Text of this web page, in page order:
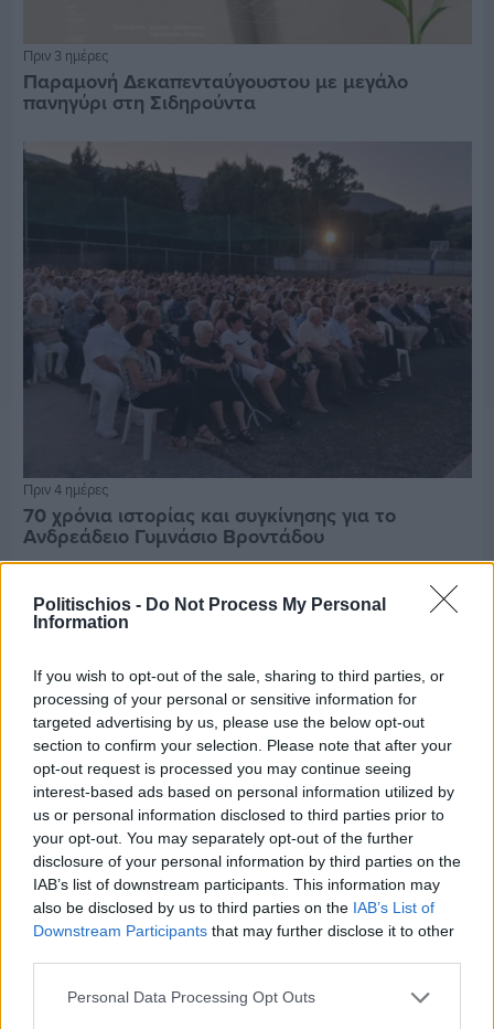
Politischios - Do Not Process My Personal
Information
If you wish to opt-out of the sale, sharing to third parties, or
processing of your personal or sensitive information for
targeted advertising by us, please use the below opt-out
section to confirm your selection. Please note that after your
opt-out request is processed you may continue seeing
interest-based ads based on personal information utilized by
us or personal information disclosed to third parties prior to
your opt-out. You may separately opt-out of the further
disclosure of your personal information by third parties on the
IAB’s list of downstream participants. This information may
also be disclosed by us to third parties on the IAB’s List of
Downstream Participants that may further disclose it to other
Personal Data Processing Opt Outs
Πριν 3 ημέρες
Παραμονή Δεκαπενταύγουστου με μεγάλο
πανηγύρι στη Σιδηρούντα
Πριν 4 ημέρες
70 χρόνια ιστορίας και συγκίνησης για το
Ανδρεάδειο Γυμνάσιο Βροντάδου
Πριν 4 ημέρες
Ο καιρός στη Χίο, σήμερα 3 Αυγούστου 2026